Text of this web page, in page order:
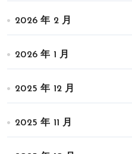
2026 年 2 月
2026 年 1 月
2025 年 12 月
2025 年 11 月